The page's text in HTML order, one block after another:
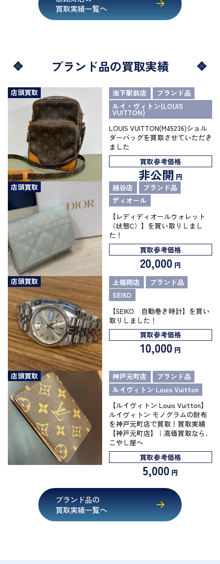
買取実績一覧へ
ブランド品の買取実績
店頭買取 池下駅前店
ブランド品
ルイ・ヴィトン(LOUIS
VUITTON)
LOUIS VUITTON(M45236)ショル
ダーバッグを買取させていただき
ました
買取参考価格
非公開 円
店頭買取
越谷店
ブランド品
ディオール
【レディディオールウォレット
（状態C）】を買い取りしまし
た！
買取参考価格
20,000 円
店頭買取
上福岡店
ブランド品
SEIKO
【SEIKO 自動巻き時計】を買い
取りしました！
買取参考価格
10,000 円
店頭買取 神戸元町店
ブランド品
ルイヴィトン Louis Vuitton
【ルイヴィトン Louis Vuitton】
ルイヴィトン モノグラムの財布
を神戸元町店で買取！買取実績
【神戸元町店】｜高価買取なら、
こやし屋へ
買取参考価格
5,000 円
ブランド品の
買取実績一覧へ